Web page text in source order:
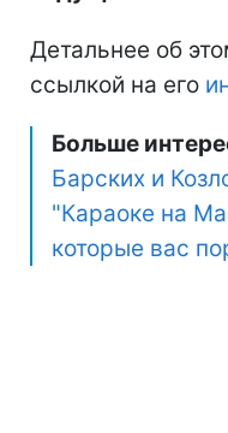
Детальнее об
ссылкой на его
Больше
Барских и
"Караоке на
которые вас